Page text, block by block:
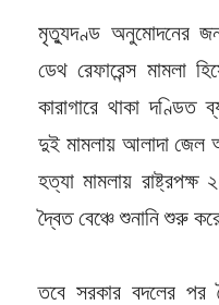
মৃত্যুদণ্ড অনুমোদনের
ডেথ রেফারেন্স মামলা
কারাগারে থাকা দণ্ডিত
দুই মামলায় আলাদা
হত্যা মামলায়
দ্বৈত বেঞ্চে শুনানি শুরু
তবে সরকার বদলের পর